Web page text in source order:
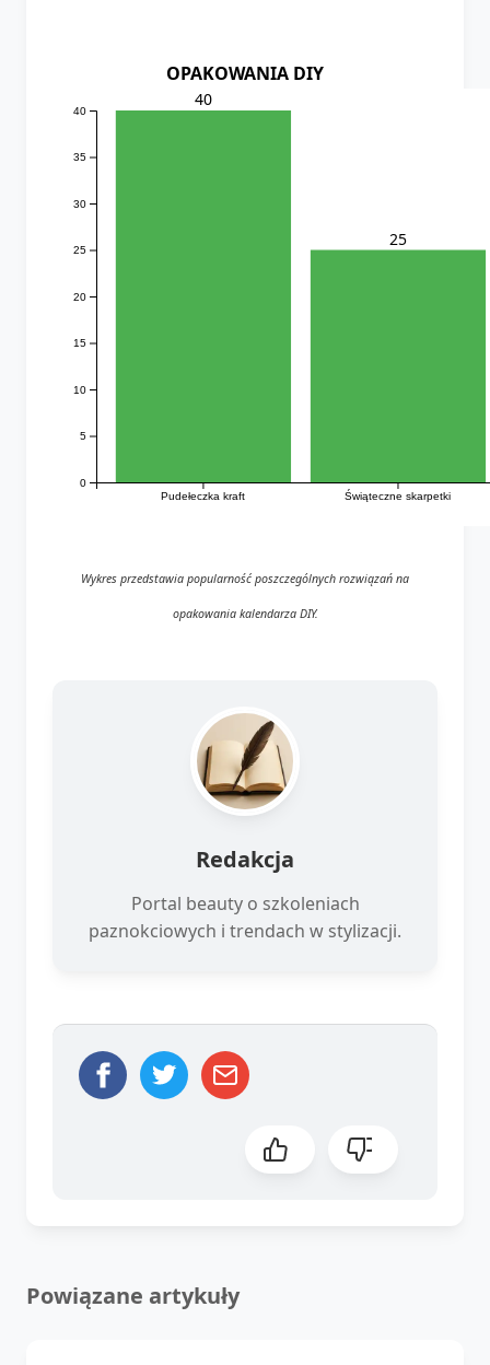
OPAKOWANIA DIY
Pudełeczka kraft Świąteczne skarpetki
0
5
10
15
20
25
30
35
40
40
25
Wykres przedstawia popularność poszczególnych rozwiązań na
opakowania kalendarza DIY.
Redakcja
Portal beauty o szkoleniach
paznokciowych i trendach w stylizacji.
Powiązane artykuły